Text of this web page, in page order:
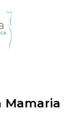
Mamaria